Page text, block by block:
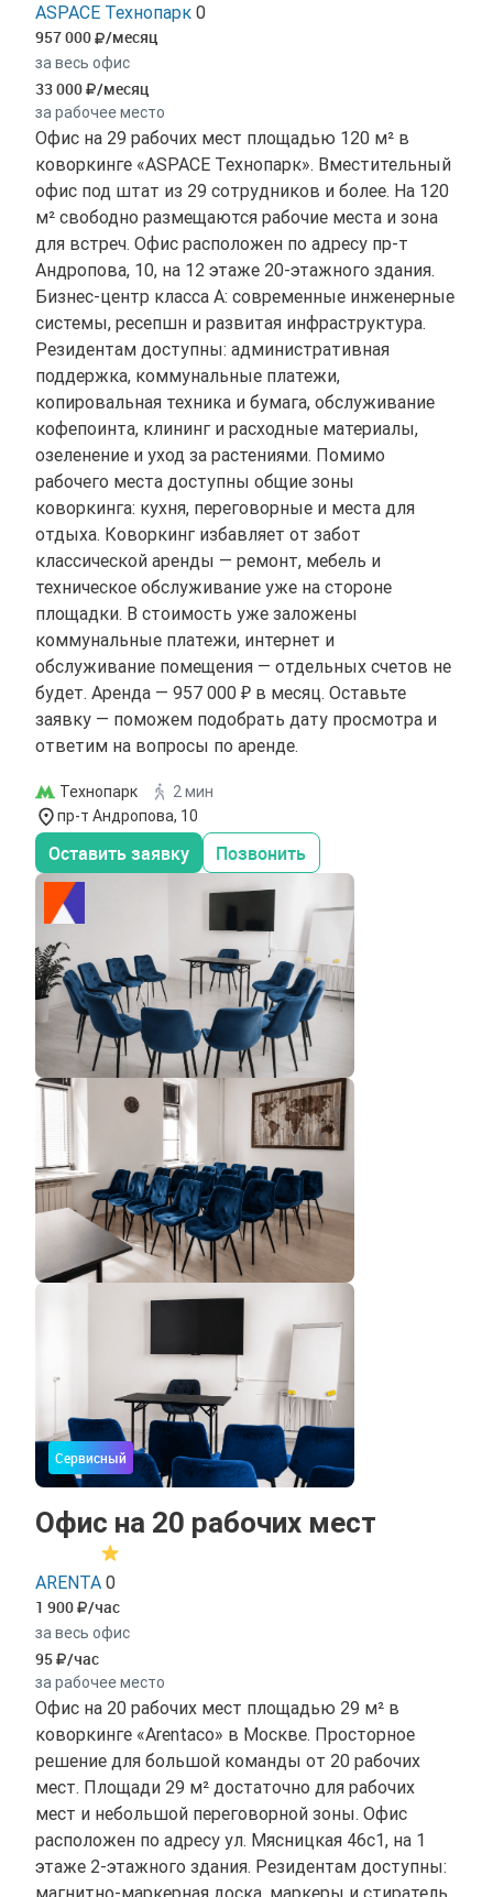
ASPACE Технопарк 0
957 000 /месяц
за весь офис
33 000 /месяц
за рабочее место
Офис на 29 рабочих мест площадью 120 м² в
коворкинге «ASPACE Технопарк». Вместительный
офис под штат из 29 сотрудников и более. На 120
м² свободно размещаются рабочие места и зона
для встреч. Офис расположен по адресу пр-т
Андропова, 10, на 12 этаже 20-этажного здания.
Бизнес-центр класса A: современные инженерные
системы, ресепшн и развитая инфраструктура.
Резидентам доступны: административная
поддержка, коммунальные платежи,
копировальная техника и бумага, обслуживание
кофепоинта, клининг и расходные материалы,
озеленение и уход за растениями. Помимо
рабочего места доступны общие зоны
коворкинга: кухня, переговорные и места для
отдыха. Коворкинг избавляет от забот
классической аренды — ремонт, мебель и
техническое обслуживание уже на стороне
площадки. В стоимость уже заложены
коммунальные платежи, интернет и
обслуживание помещения — отдельных счетов не
будет. Аренда — 957 000 ₽ в месяц. Оставьте
заявку — поможем подобрать дату просмотра и
ответим на вопросы по аренде.
Технопарк
2 мин
пр-т Андропова, 10
Оставить заявку Позвонить
Сервисный
Офис на 20 рабочих мест
ARENTA 0
1 900 /час
за весь офис
95 /час
за рабочее место
Офис на 20 рабочих мест площадью 29 м² в
коворкинге «Arentaco» в Москве. Просторное
решение для большой команды от 20 рабочих
мест. Площади 29 м² достаточно для рабочих
мест и небольшой переговорной зоны. Офис
расположен по адресу ул. Мясницкая 46с1, на 1
этаже 2-этажного здания. Резидентам доступны:
магнитно-маркерная доска, маркеры и стиратель,